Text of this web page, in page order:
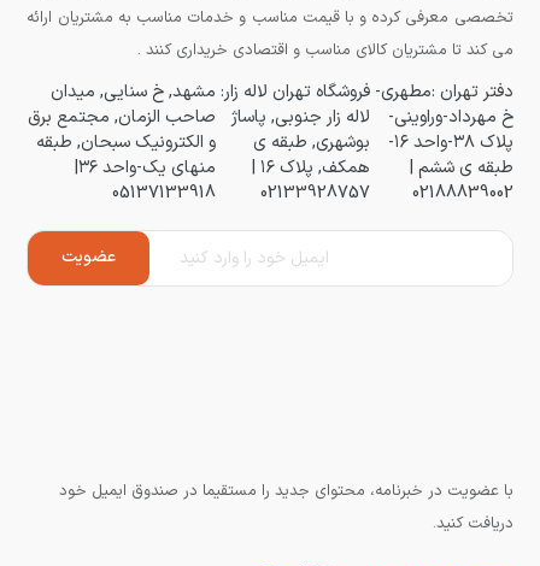
تخصصی معرفی کرده و با قیمت مناسب و خدمات مناسب به مشتریان ارائه
می کند تا مشتریان کالای مناسب و اقتصادی خریداری کنند .
دفتر تهران :مطهری-
خ مهرداد-وراوینی-
پلاک ۳۸-واحد ۱۶-
طبقه ی ششم |
02188839002
فروشگاه تهران لاله زار:
لاله زار جنوبی, پاساژ
بوشهری, طبقه ی
همکف, پلاک ۱۶ |
02133928757
مشهد, خ سنایی, میدان
صاحب الزمان, مجتمع برق
و الکترونیک سبحان, طبقه
منهای یک-واحد ۳۶|
05137133918
با عضویت در خبرنامه، محتوای جدید را مستقیما در صندوق ایمیل خود
دریافت کنید.